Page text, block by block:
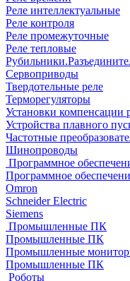
Реле интеллектуальные
Реле контроля
Реле промежуточные
Реле тепловые
Сервоприводы
Твердотельные реле
Терморегуляторы
Установки
Устройства плавного
Частотные
Шинопроводы
Программное
Программное
Omron
Schneider Electric
Siemens
Промышленные ПК
Промышленные ПК
Промышленные
Промышленные ПК
Роботы